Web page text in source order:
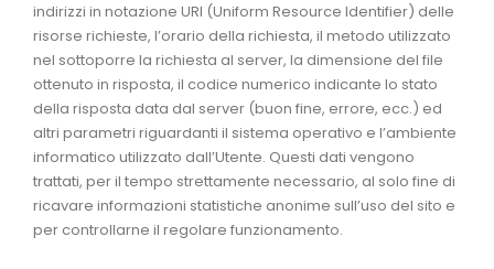
indirizzi in notazione URI (Uniform Resource Identifier) delle
risorse richieste, l’orario della richiesta, il metodo utilizzato
nel sottoporre la richiesta al server, la dimensione del file
ottenuto in risposta, il codice numerico indicante lo stato
della risposta data dal server (buon fine, errore, ecc.) ed
altri parametri riguardanti il sistema operativo e l’ambiente
informatico utilizzato dall’Utente. Questi dati vengono
trattati, per il tempo strettamente necessario, al solo fine di
ricavare informazioni statistiche anonime sull’uso del sito e
per controllarne il regolare funzionamento.